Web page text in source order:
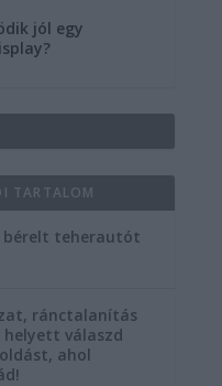
jól egy
TARTALOM
bérelt teherautót
ránctalanítás
helyett válaszd
ahol